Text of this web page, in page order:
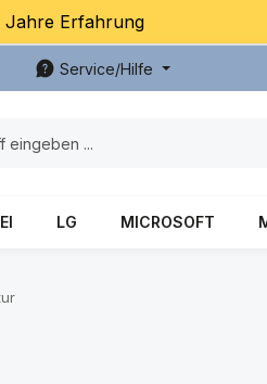
Jahre Erfahrung
Service/Hilfe
LG MICROSOFT